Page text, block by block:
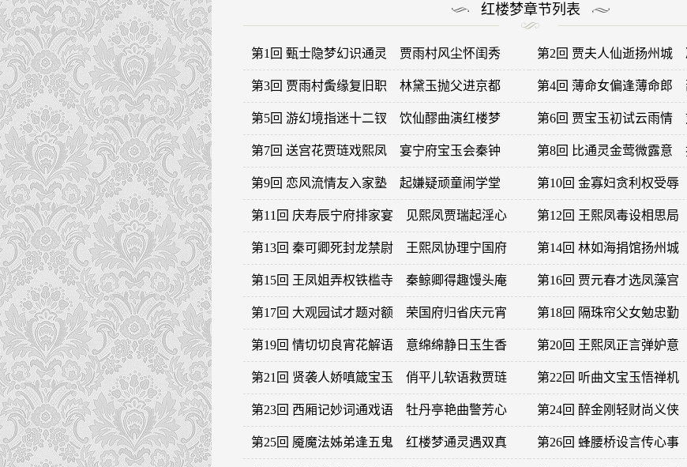
红楼梦章节列表
第1回 甄士隐梦幻识通灵 贾雨村风尘怀闺秀 第2回 贾夫人仙逝扬州城
第3回 贾雨村夤缘复旧职 林黛玉抛父进京都 第4回 薄命女偏逢薄命郎
第5回 游幻境指迷十二钗 饮仙醪曲演红楼梦 第6回 贾宝玉初试云雨情
第7回 送宫花贾琏戏熙凤 宴宁府宝玉会秦钟 第8回 比通灵金莺微露意
第9回 恋风流情友入家塾 起嫌疑顽童闹学堂 第10回 金寡妇贪利权受
第11回 庆寿辰宁府排家宴 见熙凤贾瑞起淫心 第12回 王熙凤毒设相思
第13回 秦可卿死封龙禁尉 王熙凤协理宁国府 第14回 林如海捐馆扬州
第15回 王凤姐弄权铁槛寺 秦鲸卿得趣馒头庵 第16回 贾元春才选凤藻
第17回 大观园试才题对额 荣国府归省庆元宵 第18回 隔珠帘父女勉忠
第19回 情切切良宵花解语 意绵绵静日玉生香 第20回 王熙凤正言弹妒
第21回 贤袭人娇嗔箴宝玉 俏平儿软语救贾琏 第22回 听曲文宝玉悟禅
第23回 西厢记妙词通戏语 牡丹亭艳曲警芳心 第24回 醉金刚轻财尚义
第25回 魇魔法姊弟逢五鬼 红楼梦通灵遇双真 第26回 蜂腰桥设言传心